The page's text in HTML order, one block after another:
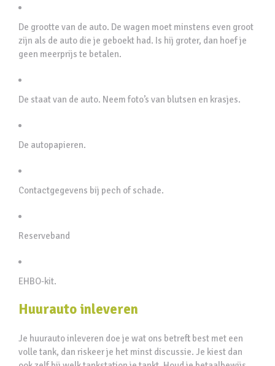
De grootte van de auto. De wagen moet minstens even groot
zijn als de auto die je geboekt had. Is hij groter, dan hoef je
geen meerprijs te betalen.
De staat van de auto. Neem foto’s van blutsen en krasjes.
De autopapieren.
Contactgegevens bij pech of schade.
Reserveband
EHBO-kit.
Huurauto inleveren
Je huurauto inleveren doe je wat ons betreft best met een
volle tank, dan riskeer je het minst discussie. Je kiest dan